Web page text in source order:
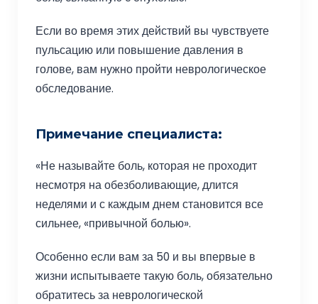
Если во время этих действий вы чувствуете
пульсацию или повышение давления в
голове, вам нужно пройти неврологическое
обследование.
Примечание специалиста:
«Не называйте боль, которая не проходит
несмотря на обезболивающие, длится
неделями и с каждым днем становится все
сильнее, «привычной болью».
Особенно если вам за 50 и вы впервые в
жизни испытываете такую боль, обязательно
обратитесь за неврологической